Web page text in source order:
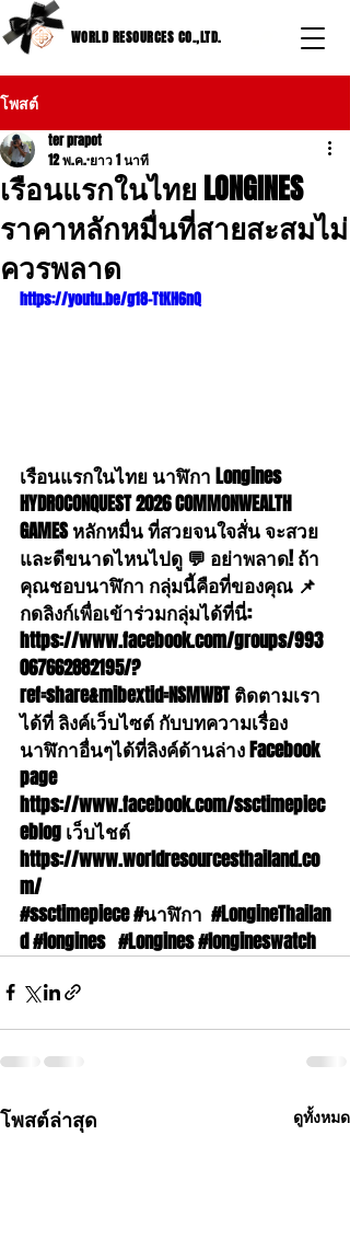
WORLD RESOURCES CO.,LTD.
โพสต์
เรือนแรกในไทย LONGINES
ราคาหลักหมื่นที่สายสะสมไม่
ควรพลาด
ter prapot
12 พ.ค. ยาว 1 นาที
https://youtu.be/g18-TtKH6nQ
เรือนแรกในไทย นาฬิกา Longines
HYDROCONQUEST 2026 COMMONWEALTH
GAMES หลักหมื่น ที่สวยจนใจสั่น จะสวย
และดีขนาดไหนไปดู 💬 อย่าพลาด! ถ้า
คุณชอบนาฬิกา กลุ่มนี้คือที่ของคุณ 📌
กดลิงก์เพื่อเข้าร่วมกลุ่มได้ที่นี่:
https://www.facebook.com/groups/993
067662882195/?
ref=share&mibextid=NSMWBT ติดตามเรา
ได้ที่ ลิงค์เว็บไซต์ กับบทความเรื่อง
นาฬิกาอื่นๆได้ที่ลิงค์ด้านล่าง Facebook
page
https://www.facebook.com/ssctimepiec
eblog เว็บไชต์
https://www.worldresourcesthailand.co
m/
#ssctimepiece#นาฬิกา #LongineThailan
d#longines #Longines#longineswatch
โพสต์ล่าสุด ดูทั้งหมด